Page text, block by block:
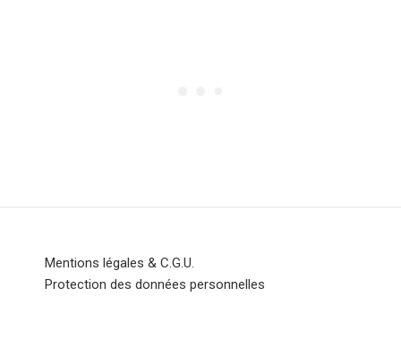
Mentions légales & C.G.U.
Protection des données personnelles